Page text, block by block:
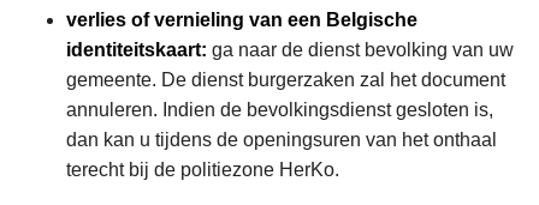
verlies of vernieling van een Belgische
identiteitskaart: ga naar de dienst bevolking van uw
gemeente. De dienst burgerzaken zal het document
annuleren. Indien de bevolkingsdienst gesloten is,
dan kan u tijdens de openingsuren van het onthaal
terecht bij de politiezone HerKo.